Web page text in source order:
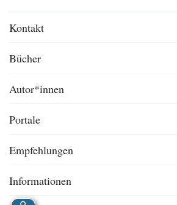
Kontakt
Bücher
Autor*innen
Portale
Empfehlungen
Informationen